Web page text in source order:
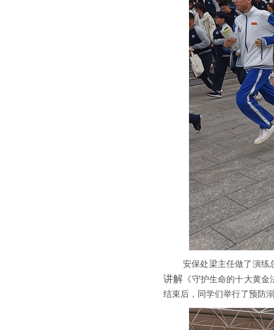
安保处梁主任做了演练
讲解 《守护生命的十大黄
结束后，同学们举行了预防